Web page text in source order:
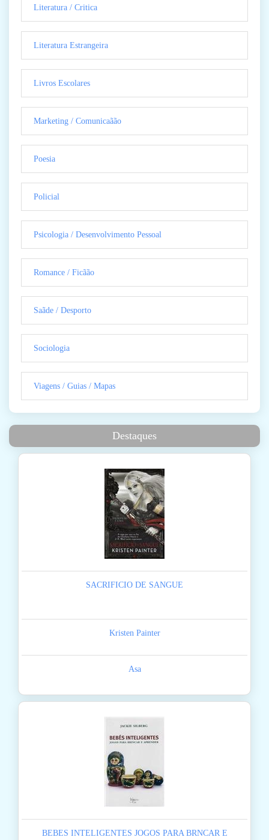
Literatura / Critica
Literatura Estrangeira
Livros Escolares
Marketing / Comunicaãão
Poesia
Policial
Psicologia / Desenvolvimento Pessoal
Romance / Ficãão
Saãde / Desporto
Sociologia
Viagens / Guias / Mapas
Destaques
SACRIFICIO DE SANGUE
Kristen Painter
Asa
BEBES INTELIGENTES JOGOS PARA BRNCAR E